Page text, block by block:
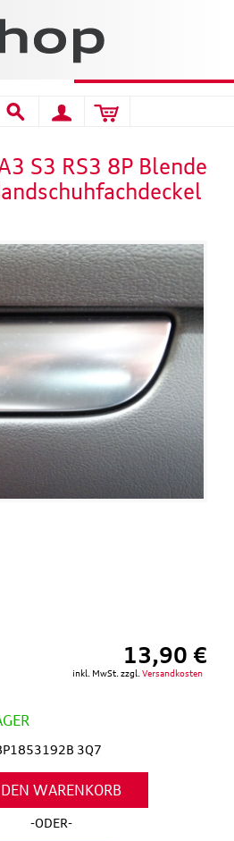
S3 RS3 8P Blende
13,90 €
inkl. MwSt. zzgl. Versandkosten
3Q7
WARENKORB
-ODER-